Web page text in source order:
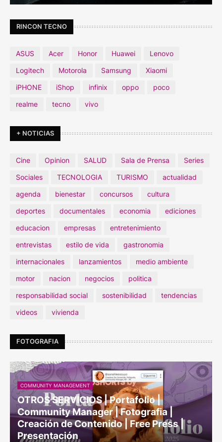
RINCON TECNO
ASUS Acer Honor Huawei
Lenovo
Logitech
Motorola Samsung
Xiaomi
iPHONE
iShop infinix oppo
poco
realme
tecno vivo
+ NOTICIAS
Cine Opinion SALUD Sala de Prensa
Series
Sociales
TECNOLOGIA TURISMO
actualidad
agenda
bienestar concursos
cultura
deportes
documentales economia
ediciones
educacion
empresas
entretenimiento
entrevistas
estilo de vida
gastronomia
internacionales
lanzamientos
medio ambiente
motor
nacion negocios
politica
responsabilidad social
sostenibilidad
tendencias
videos
vivienda
FOTOGRAFIA
COMMUNITY MANAGEMENT
OTROS SERVICIOS | Portafolio |
Community Manager | Fotografia |
Creación de Contenido | Free Press |
Presentación